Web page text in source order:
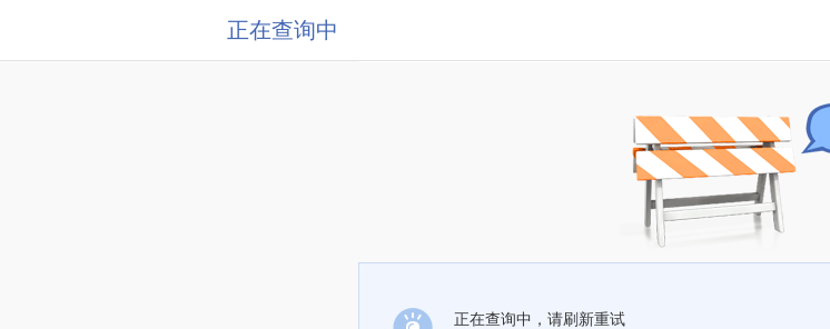
正在查询中
正在查询中，请刷新重试